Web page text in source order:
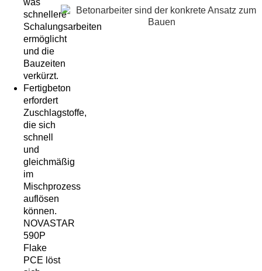
schnellere
Schalungsarbeiten
ermöglicht
und die
Bauzeiten
verkürzt.
Fertigbeton
erfordert
Zuschlagstoffe,
die sich
schnell
und
gleichmäßig
im
Mischprozess
auflösen
können.
NOVASTAR
590P
Flake
PCE löst